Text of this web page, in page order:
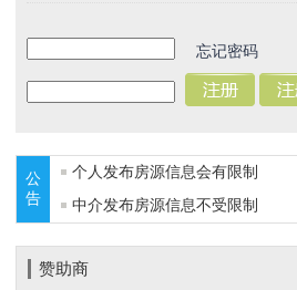
忘记密码
公
告
个人发布房源信息会有限制
中介发布房源信息不受限制
赞助商